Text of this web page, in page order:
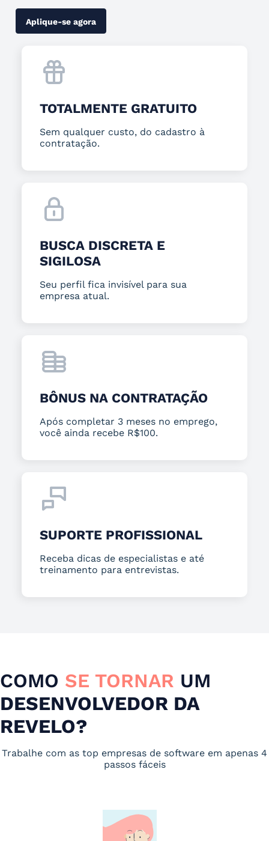
Aplique-se agora
TOTALMENTE GRATUITO
Sem qualquer custo, do cadastro à
contratação.
BUSCA DISCRETA E
SIGILOSA
Seu perfil fica invisível para sua
empresa atual.
BÔNUS NA CONTRATAÇÃO
Após completar 3 meses no emprego,
você ainda recebe R$100.
SUPORTE PROFISSIONAL
Receba dicas de especialistas e até
treinamento para entrevistas.
COMO SE TORNAR UM
DESENVOLVEDOR DA
REVELO?
Trabalhe com as top empresas de software em apenas 4
passos fáceis